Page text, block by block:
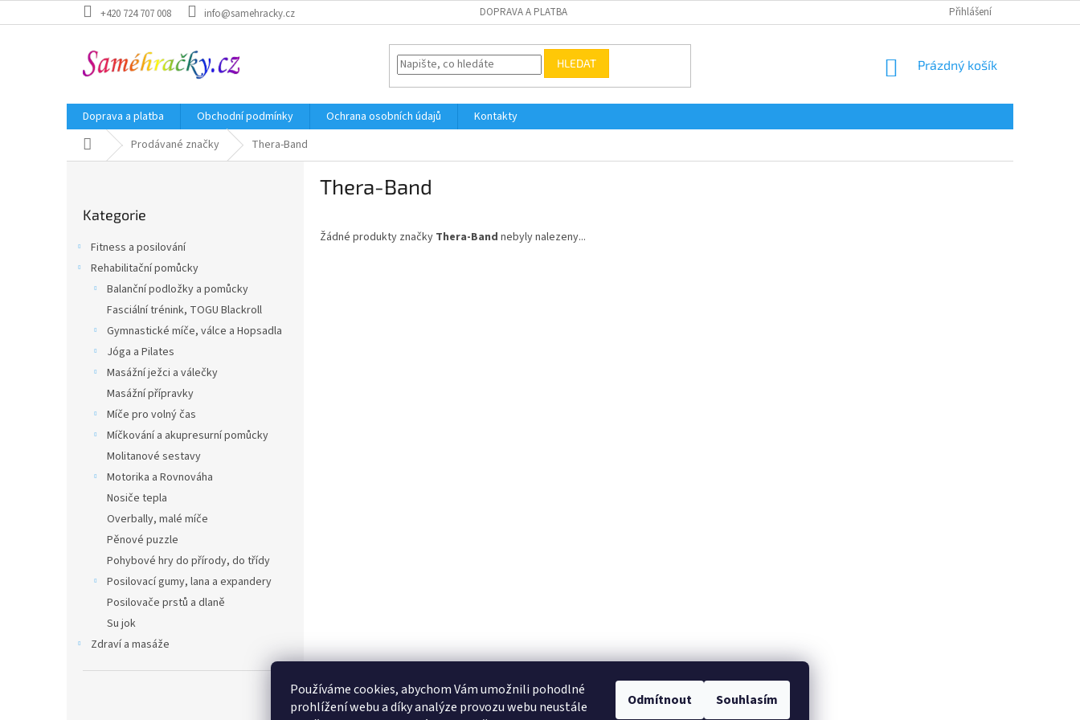
Používáme cookies, abychom Vám umožnili pohodlné
prohlížení webu a díky analýze provozu webu neustále
Odmítnout Souhlasím
na
+420 724 707 008 info@samehracky.cz DOPRAVA A PLATBA Přihlášení
HLEDAT
NÁKUPNÍ
Prázdný košík
Doprava a platba Obchodní podmínky Ochrana osobních údajů
Kontakty
Domů Prodávané značky Thera-Band
kategorie
Kategorie
Fitness a posilování
Rehabilitační pomůcky
Balanční podložky a pomůcky
Fasciální trénink, TOGU Blackroll
Gymnastické míče, válce a Hopsadla
Jóga a Pilates
Masážní ježci a válečky
Masážní přípravky
Míče pro volný čas
Míčkování a akupresurní pomůcky
Molitanové sestavy
Motorika a Rovnováha
Nosiče tepla
Overbally, malé míče
Pěnové puzzle
Pohybové hry do přírody, do třídy
Posilovací gumy, lana a expandery
Posilovače prstů a dlaně
Su jok
Zdraví a masáže
Thera-Band
Žádné produkty značky Thera-Band nebyly nalezeny...